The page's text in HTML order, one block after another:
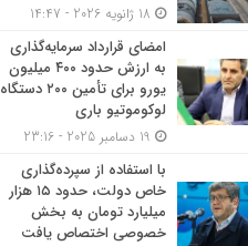
امضای قرارداد سرمایه‌گذاری
به ارزش حدود ۴۰۰ میلیون
یورو برای تأمین ۲۰۰ دستگاه
لوکوموتیو باری
با استفاده از سپرده‌گذاری
خاص دولت، حدود ۱۵ هزار
میلیارد تومان به بخش
خصوصی اختصاص یافت